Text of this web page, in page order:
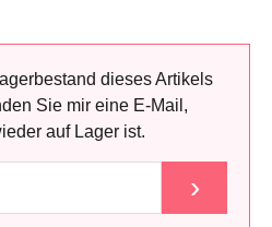
dieses Artikels
Sie mir eine E-Mail,
auf Lager ist.
›